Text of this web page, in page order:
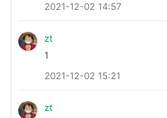
2021-12-02 14:57
zt
1
2021-12-02 15:21
zt